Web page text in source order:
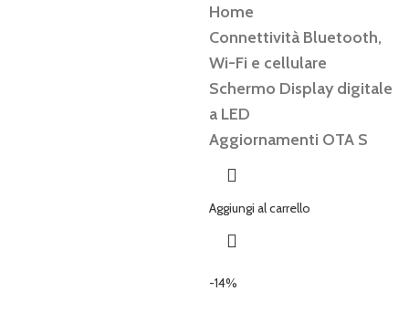
Home
Connettività Bluetooth,
Wi-Fi e cellulare
Schermo Display digitale
a LED
Aggiornamenti OTA S
Aggiungi al carrello
-14%